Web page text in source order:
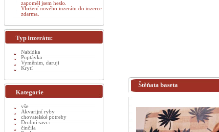
Štěňata baseta
zapoměl jsem heslo.
Vložení nového inzerátu do inzerce
zdarma.
Typ inzerátu:
Nabídka
Poptávka
Vyměnim, daruji
Krytí
Kategorie
vše
Akvarijní ryby
chovatelské potreby
Drobní savci
činčila